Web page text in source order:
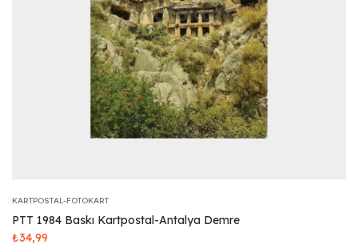
KARTPOSTAL-FOTOKART
PTT 1984 Baskı Kartpostal-Antalya Demre
₺34,99